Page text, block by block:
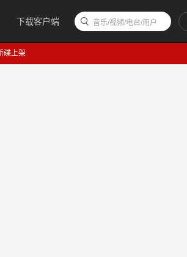
下载客户端 音乐/视频/电台/用户
碟上架